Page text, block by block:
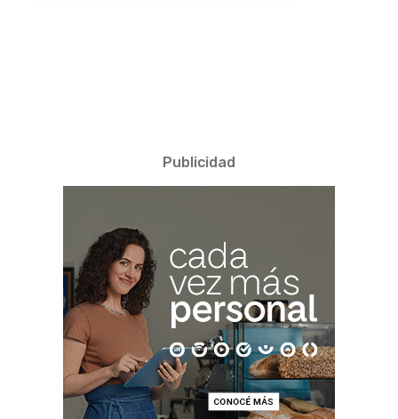
Publicidad